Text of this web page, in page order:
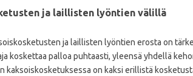
ja laillisten lyöntien välillä
ja laillisten lyöntien erosta on
koskettaa palloa puhtaasti, yleensä yhdellä
kaksoiskosketuksessa on kaksi erillistä